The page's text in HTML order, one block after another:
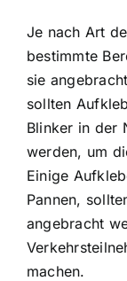
Je nach Art
bestimmte
sie
sollten
Blinker in der
werden, um
Einige
Pannen,
angebracht
machen.